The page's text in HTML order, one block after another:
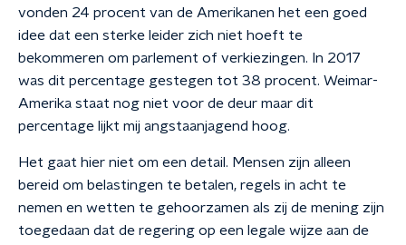
vonden 24 procent van de Amerikanen het een goed
idee dat een sterke leider zich niet hoeft te
bekommeren om parlement of verkiezingen. In 2017
was dit percentage gestegen tot 38 procent. Weimar-
Amerika staat nog niet voor de deur maar dit
percentage lijkt mij angstaanjagend hoog.
Het gaat hier niet om een detail. Mensen zijn alleen
bereid om belastingen te betalen, regels in acht te
nemen en wetten te gehoorzamen als zij de mening zijn
toegedaan dat de regering op een legale wijze aan de